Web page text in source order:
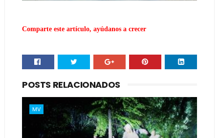
Comparte este artículo, ayúdanos a crecer
POSTS RELACIONADOS
MV